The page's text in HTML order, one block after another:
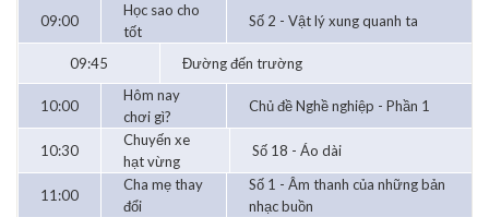
09:00
Học sao cho
tốt
Số 2 - Vật lý xung quanh ta
09:45 Đường đến trường
10:00
Hôm nay
chơi gì?
Chủ đề Nghề nghiệp - Phần 1
10:30
Chuyến xe
hạt vừng
Số 18 - Áo dài
11:00
Cha mẹ thay
đổi
Số 1 - Âm thanh của những bản
nhạc buồn